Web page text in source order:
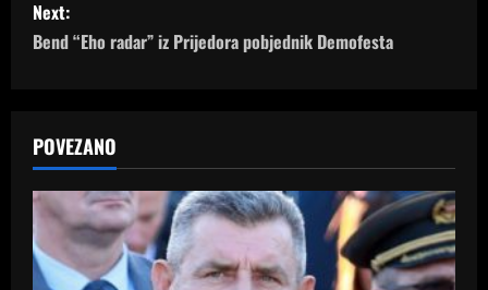
t
a
v
i
g
Next:
Bend “Eho radar” iz Prijedora pobjednik Demofesta
POVEZANO